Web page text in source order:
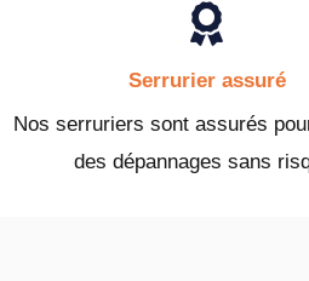
Serrurier assuré
Nos serruriers sont assurés
des dépannages sans